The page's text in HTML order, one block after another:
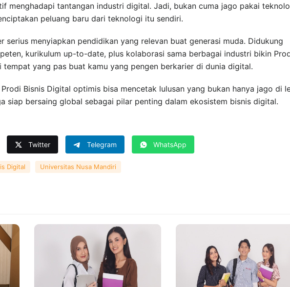
menghadapi tantangan industri digital. Jadi, bukan cuma jago pakai
peluang baru dari teknologi itu sendiri.
serius menyiapkan pendidikan yang relevan buat generasi muda. Didukung
kurikulum up-to-date, plus kolaborasi sama berbagai industri bikin
tempat yang pas buat kamu yang pengen berkarier di dunia digital.
Bisnis Digital optimis bisa mencetak lulusan yang bukan hanya jago di
siap bersaing global sebagai pilar penting dalam ekosistem bisnis digital.
Twitter Telegram WhatsApp
Digital Universitas Nusa Mandiri